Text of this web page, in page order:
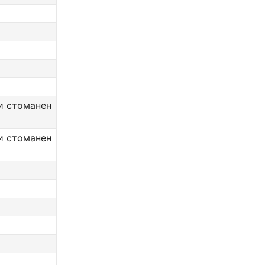
стоманен
стоманен